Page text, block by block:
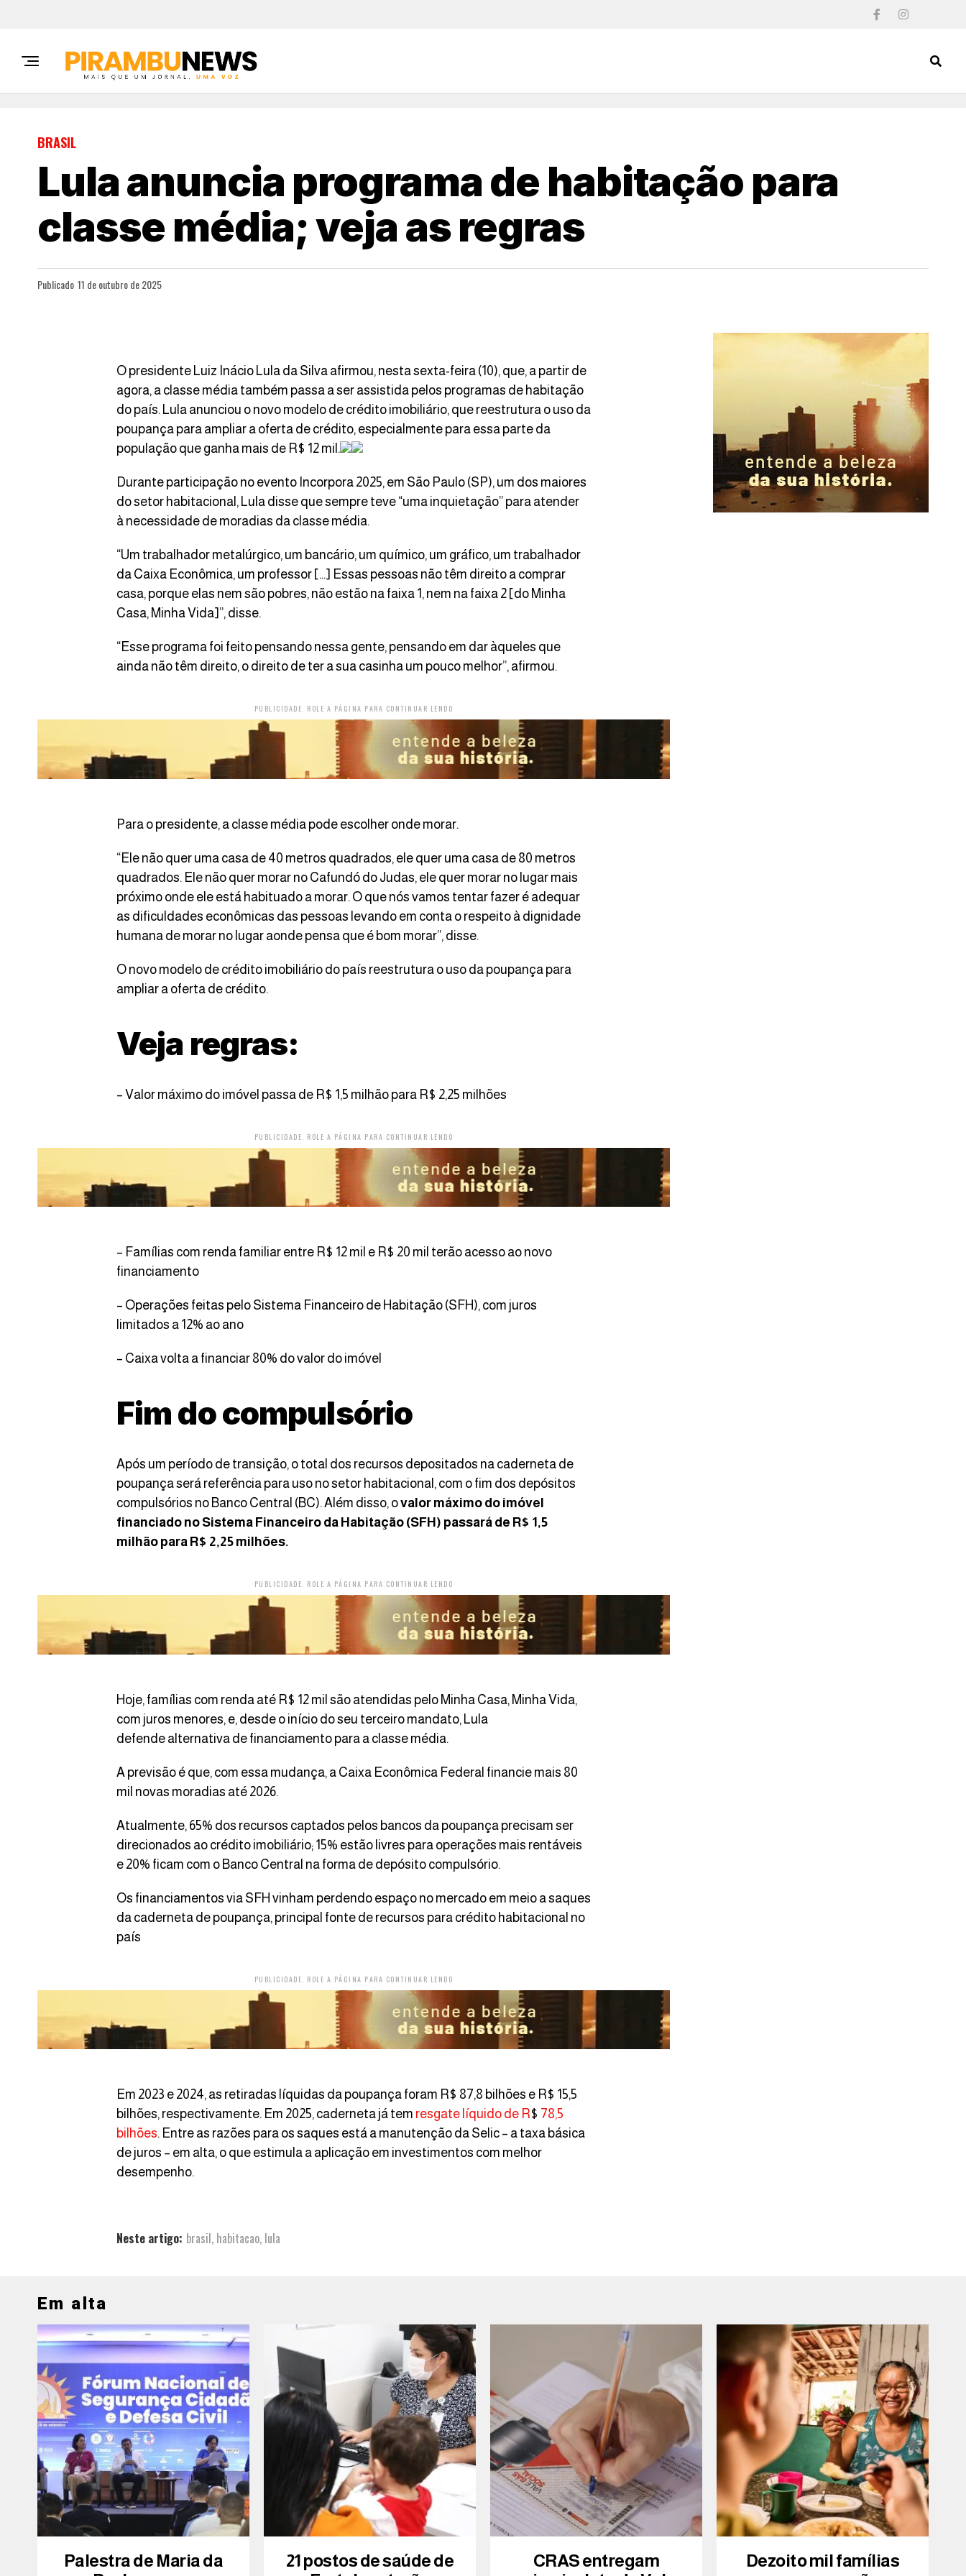
BRASIL
Lula anuncia programa de habitação para
classe média; veja as regras
Publicado 11 de outubro de 2025
O presidente Luiz Inácio Lula da Silva afirmou, nesta sexta-feira (10), que, a partir de
agora, a classe média também passa a ser assistida pelos programas de habitação
do país. Lula anunciou o novo modelo de crédito imobiliário, que reestrutura o uso da
poupança para ampliar a oferta de crédito, especialmente para essa parte da
população que ganha mais de R$ 12 mil.
Durante participação no evento Incorpora 2025, em São Paulo (SP), um dos maiores
do setor habitacional, Lula disse que sempre teve “uma inquietação” para atender
à necessidade de moradias da classe média.
“Um trabalhador metalúrgico, um bancário, um químico, um gráfico, um trabalhador
da Caixa Econômica, um professor […] Essas pessoas não têm direito a comprar
casa, porque elas nem são pobres, não estão na faixa 1, nem na faixa 2 [do Minha
Casa, Minha Vida]”, disse.
“Esse programa foi feito pensando nessa gente, pensando em dar àqueles que
ainda não têm direito, o direito de ter a sua casinha um pouco melhor”, afirmou.
PUBLICIDADE. ROLE A PÁGINA PARA CONTINUAR LENDO
Para o presidente, a classe média pode escolher onde morar.
“Ele não quer uma casa de 40 metros quadrados, ele quer uma casa de 80 metros
quadrados. Ele não quer morar no Cafundó do Judas, ele quer morar no lugar mais
próximo onde ele está habituado a morar. O que nós vamos tentar fazer é adequar
as dificuldades econômicas das pessoas levando em conta o respeito à dignidade
humana de morar no lugar aonde pensa que é bom morar”, disse.
O novo modelo de crédito imobiliário do país reestrutura o uso da poupança para
ampliar a oferta de crédito.
Veja regras:
– Valor máximo do imóvel passa de R$ 1,5 milhão para R$ 2,25 milhões
PUBLICIDADE. ROLE A PÁGINA PARA CONTINUAR LENDO
– Famílias com renda familiar entre R$ 12 mil e R$ 20 mil terão acesso ao novo
financiamento
– Operações feitas pelo Sistema Financeiro de Habitação (SFH), com juros
limitados a 12% ao ano
– Caixa volta a financiar 80% do valor do imóvel
Fim do compulsório
Após um período de transição, o total dos recursos depositados na caderneta de
poupança será referência para uso no setor habitacional, com o fim dos depósitos
compulsórios no Banco Central (BC). Além disso, ovalor máximo do imóvel
financiado no Sistema Financeiro da Habitação (SFH) passará de R$ 1,5
milhão para R$ 2,25 milhões.
PUBLICIDADE. ROLE A PÁGINA PARA CONTINUAR LENDO
Hoje, famílias com renda até R$ 12 mil são atendidas pelo Minha Casa, Minha Vida,
com juros menores, e, desde o início do seu terceiro mandato, Lula
defende alternativa de financiamento para a classe média.
A previsão é que, com essa mudança, a Caixa Econômica Federal financie mais 80
mil novas moradias até 2026.
Atualmente, 65% dos recursos captados pelos bancos da poupança precisam ser
direcionados ao crédito imobiliário; 15% estão livres para operações mais rentáveis
e 20% ficam com o Banco Central na forma de depósito compulsório.
Os financiamentos via SFH vinham perdendo espaço no mercado em meio a saques
da caderneta de poupança, principal fonte de recursos para crédito habitacional no
país
PUBLICIDADE. ROLE A PÁGINA PARA CONTINUAR LENDO
Em 2023 e 2024, as retiradas líquidas da poupança foram R$ 87,8 bilhões e R$ 15,5
bilhões, respectivamente. Em 2025, caderneta já tem resgate líquido de R$ 78,5
bilhões. Entre as razões para os saques está a manutenção da Selic – a taxa básica
de juros – em alta, o que estimula a aplicação em investimentos com melhor
desempenho.
Neste artigo: brasil, habitacao, lula
Em alta
Palestra de Maria da
21 postos de saúde de
CRAS entregam
Dezoito mil famílias